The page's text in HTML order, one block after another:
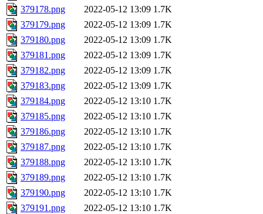
379178.png
2022-05-12 13:09 1.7K
379179.png
2022-05-12 13:09 1.7K
379180.png
2022-05-12 13:09 1.7K
379181.png
2022-05-12 13:09 1.7K
379182.png
2022-05-12 13:09 1.7K
379183.png
2022-05-12 13:09 1.7K
379184.png
2022-05-12 13:10 1.7K
379185.png
2022-05-12 13:10 1.7K
379186.png
2022-05-12 13:10 1.7K
379187.png
2022-05-12 13:10 1.7K
379188.png
2022-05-12 13:10 1.7K
379189.png
2022-05-12 13:10 1.7K
379190.png
2022-05-12 13:10 1.7K
379191.png
2022-05-12 13:10 1.7K